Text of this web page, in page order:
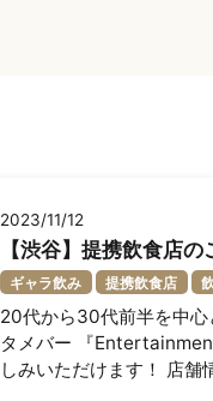
2023/11/12
【渋谷】提携飲食店
ギャラ飲み 提携飲食店
20代から30代前半を中心
タメバー 『
しみいただけます！ 店舗